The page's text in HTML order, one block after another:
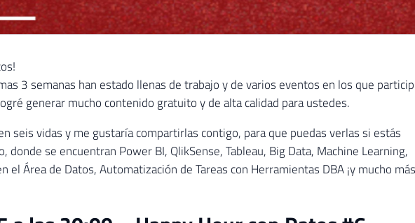
3 semanas han estado llenas de trabajo y de varios eventos en los que
generar mucho contenido gratuito y de alta calidad para ustedes.
seis vidas y me gustaría compartirlas contigo, para que puedas verlas si estás
donde se encuentran Power BI, QlikSense, Tableau, Big Data, Machine Learning,
el Área de Datos, Automatización de Tareas con Herramientas DBA ¡y mucho